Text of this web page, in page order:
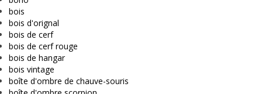
bois
bois d'orignal
bois de cerf
bois de cerf rouge
bois de hangar
bois vintage
boîte d'ombre de chauve-souris